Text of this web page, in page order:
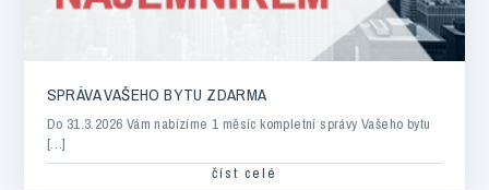
SPRÁVA VAŠEHO BYTU ZDARMA
Do 31.3.2026 Vám nabízíme 1 měsíc kompletní správy Vašeho bytu
[…]
číst celé